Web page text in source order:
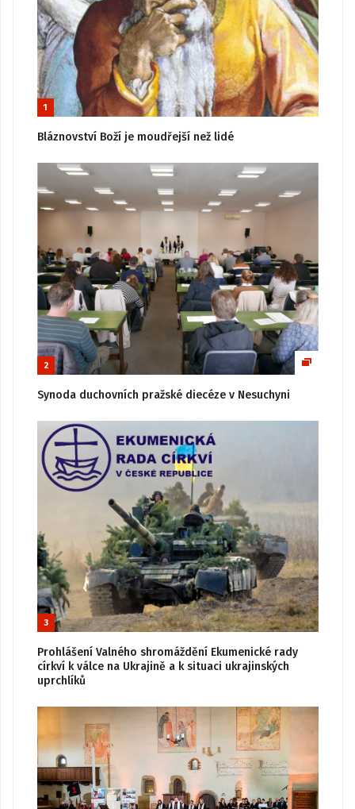
1
Bláznovství Boží je moudřejší než lidé
2
Synoda duchovních pražské diecéze v Nesuchyni
3
Prohlášení Valného shromáždění Ekumenické rady
církví k válce na Ukrajině a k situaci ukrajinských
uprchlíků